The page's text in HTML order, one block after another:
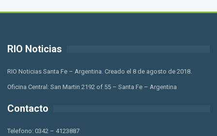
RIO Noticias
RIO Noticias Santa Fe – Argentina. Creado el 8 de agosto de 2018.
Oficina Central: San Martin 2192 of 55 – Santa Fe – Argentina
Contacto
Telefono: 0342 – 4123887